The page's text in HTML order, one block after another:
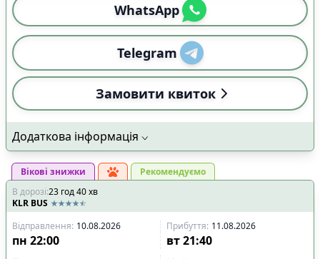
WhatsApp
Telegram
Замовити квиток
Додаткова інформація
Вікові знижки
Рекомендуємо
В дорозі:23 год40хв
KLR BUS
Відправлення: 10.08.2026 Прибуття: 11.08.2026
пн 22:00 вт 21:40